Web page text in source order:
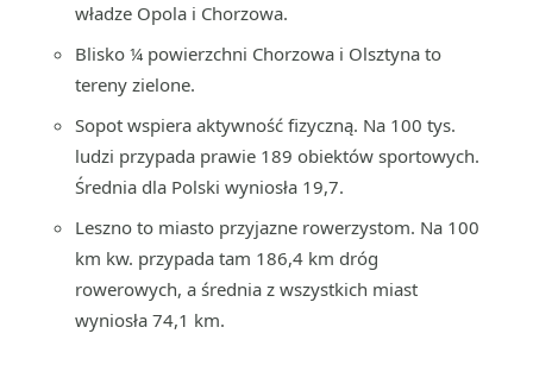
władze Opola i Chorzowa.
Blisko ¼ powierzchni Chorzowa i Olsztyna to
tereny zielone.
Sopot wspiera aktywność fizyczną. Na 100 tys.
ludzi przypada prawie 189 obiektów sportowych.
Średnia dla Polski wyniosła 19,7.
Leszno to miasto przyjazne rowerzystom. Na 100
km kw. przypada tam 186,4 km dróg
rowerowych, a średnia z wszystkich miast
wyniosła 74,1 km.